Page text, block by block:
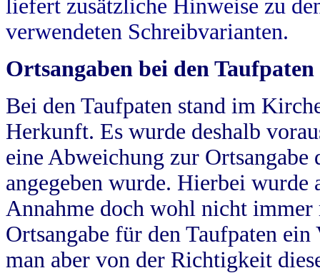
liefert zusätzliche Hinweise zu
verwendeten Schreibvarianten.
Ortsangaben bei den Taufpaten
Bei den Taufpaten stand im
Herkunft. Es wurde deshalb
eine Abweichung zur
angegeben wurde. Hierbei wurde
Annahme doch wohl nicht
Ortsangabe für den Taufpaten
man aber von der Richtigkeit